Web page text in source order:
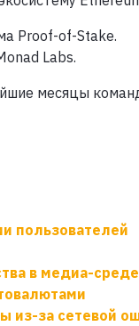
Proof-of-Stake.
Labs.
месяцы
пользователей
в медиа-среде
из-за сетевой